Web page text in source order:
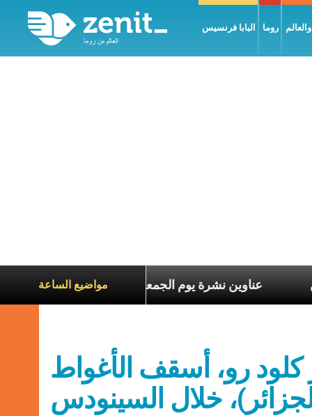
البابا فرنسيس روما
مواضيع الساعةعناوين نشرة يوم الجمعة 7 آب 2026: السلام يُبنى بصبر يومًا بعد يوم الآخرين
كلود رو، أسقف الأغواط
خلال السينودس